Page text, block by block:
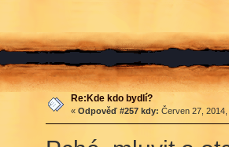
Re:Kde kdo bydlí?
« Odpověď #257 kdy: Červen 27,